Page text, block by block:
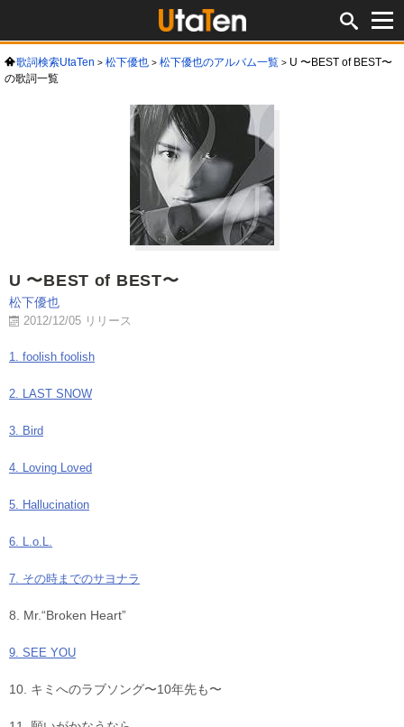
歌詞検索UtaTen 松下優也 松下優也のアルバム一覧
U 〜BEST of BEST〜
の歌詞一覧
U 〜BEST of BEST〜
松下優也
2012/12/05 リリース
1. foolish foolish
2. LAST SNOW
3. Bird
4. Loving Loved
5. Hallucination
6. L.o.L.
7. その時までのサヨナラ
8. Mr.“Broken Heart”
9. SEE YOU
10. キミへのラブソング〜10年先も〜